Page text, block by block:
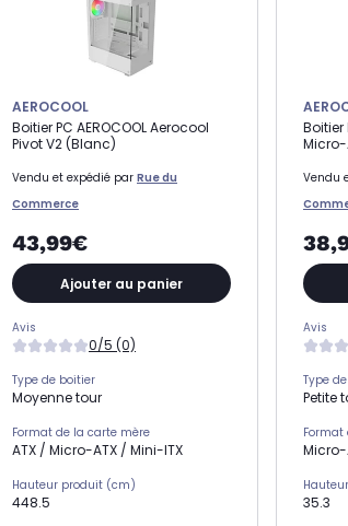
AEROCOOL
Boitier PC AEROCOOL Aerocool
Pivot V2 (Blanc)
Vendu et expédié par Rue du
Commerce
43,99€
Ajouter au panier
Avis
0/5 (0)
Type de boitier
Moyenne tour
Format de la carte mère
ATX / Micro-ATX / Mini-ITX
Hauteur produit (cm)
448.5
Boitier
Micro-
Vendu
Avis
Type
Petite
Micro-
35.3